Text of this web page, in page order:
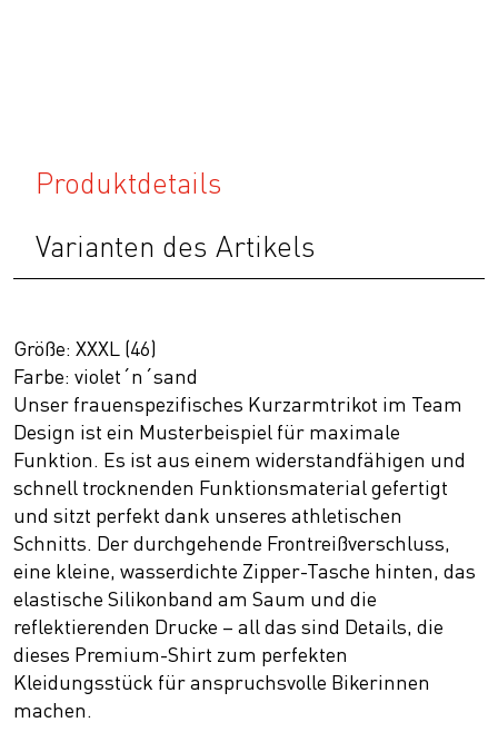
Produktdetails
Varianten des Artikels
Größe: XXXL (46)
Farbe: violet´n´sand
Unser frauenspezifisches Kurzarmtrikot im Team
Design ist ein Musterbeispiel für maximale
Funktion. Es ist aus einem widerstandfähigen und
schnell trocknenden Funktionsmaterial gefertigt
und sitzt perfekt dank unseres athletischen
Schnitts. Der durchgehende Frontreißverschluss,
eine kleine, wasserdichte Zipper-Tasche hinten, das
elastische Silikonband am Saum und die
reflektierenden Drucke – all das sind Details, die
dieses Premium-Shirt zum perfekten
Kleidungsstück für anspruchsvolle Bikerinnen
machen.